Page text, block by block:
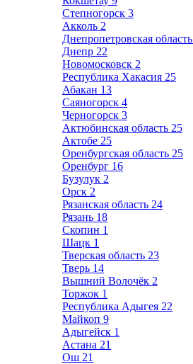
Степногорск 3
Акколь 2
Днепропетровская область
Днепр 22
Новомосковск 2
Республика Хакасия 25
Абакан 13
Саяногорск 4
Черногорск 3
Актюбинская область 25
Актобе 25
Оренбургская область 25
Оренбург 16
Бузулук 2
Орск 2
Рязанская область 24
Рязань 18
Скопин 1
Шацк 1
Тверская область 23
Тверь 14
Вышний Волочёк 2
Торжок 1
Республика Адыгея 22
Майкоп 9
Адыгейск 1
Астана 21
Ош 21